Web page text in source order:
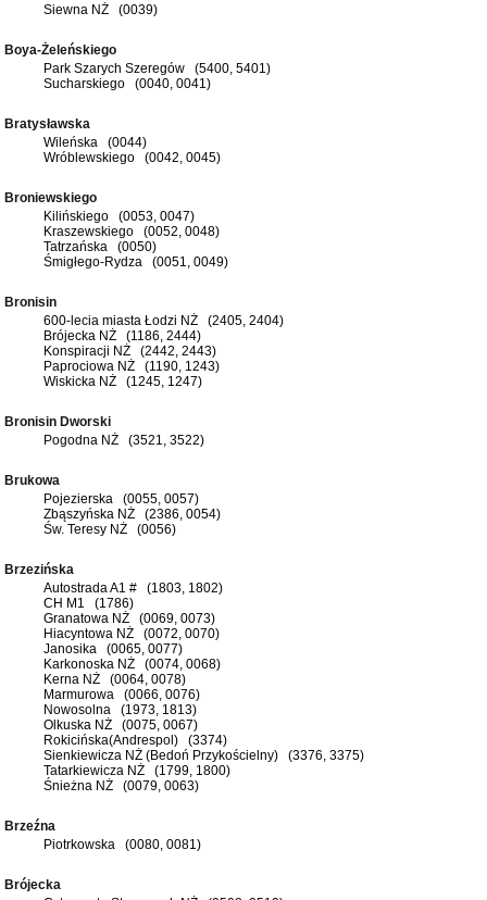
Siewna NŻ (0039)
Boya-Żeleńskiego
Park Szarych Szeregów (5400, 5401)
Sucharskiego (0040, 0041)
Bratysławska
Wileńska (0044)
Wróblewskiego (0042, 0045)
Broniewskiego
Kilińskiego (0053, 0047)
Kraszewskiego (0052, 0048)
Tatrzańska (0050)
Śmigłego-Rydza (0051, 0049)
Bronisin
600-lecia miasta Łodzi NŻ (2405, 2404)
Brójecka NŻ (1186, 2444)
Konspiracji NŻ (2442, 2443)
Paprociowa NŻ (1190, 1243)
Wiskicka NŻ (1245, 1247)
Bronisin Dworski
Pogodna NŻ (3521, 3522)
Brukowa
Pojezierska (0055, 0057)
Zbąszyńska NŻ (2386, 0054)
Św. Teresy NŻ (0056)
Brzezińska
Autostrada A1 # (1803, 1802)
CH M1 (1786)
Granatowa NŻ (0069, 0073)
Hiacyntowa NŻ (0072, 0070)
Janosika (0065, 0077)
Karkonoska NŻ (0074, 0068)
Kerna NŻ (0064, 0078)
Marmurowa (0066, 0076)
Nowosolna (1973, 1813)
Olkuska NŻ (0075, 0067)
Rokicińska(Andrespol) (3374)
Sienkiewicza NŻ (Bedoń Przykościelny) (3376, 3375)
Tatarkiewicza NŻ (1799, 1800)
Śnieżna NŻ (0079, 0063)
Brzeźna
Piotrkowska (0080, 0081)
Brójecka